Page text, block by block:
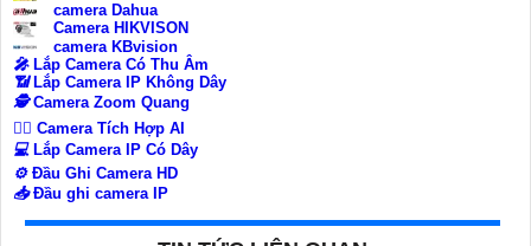
camera Dahua
Camera HIKVISON
camera KBvision
️🎤️ Lắp Camera Có Thu Âm
📶Lắp Camera IP Không Dây
🕵️Camera Zoom Quang
🧛‍♀️ Camera Tích Hợp AI
💻Lắp Camera IP Có Dây
⚙️Đầu Ghi Camera HD
📥Đầu ghi camera IP